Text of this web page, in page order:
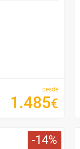
desde
1 .485€
14